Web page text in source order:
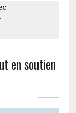
en soutien